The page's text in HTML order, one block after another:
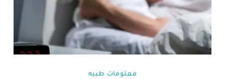
معلومات طبيه⁩